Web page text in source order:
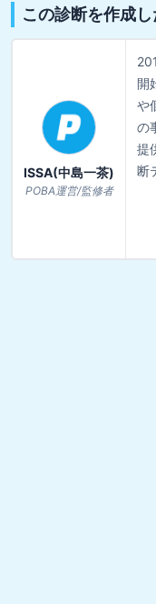
この診断を作成し
ISSA(中島一茶)
POBA運営/監修者
開
や
の
提
断